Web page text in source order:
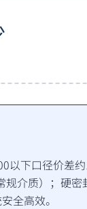
以下口径价差
介质）；硬密
全高效。